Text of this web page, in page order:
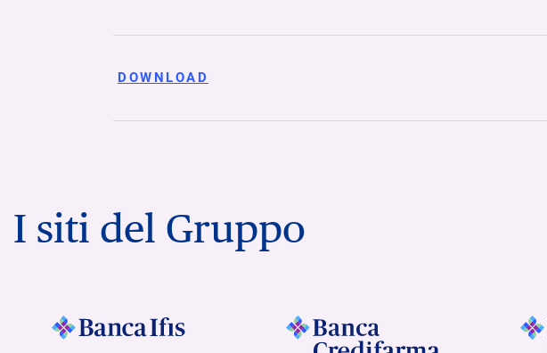
DOWNLOAD
I siti del Gruppo